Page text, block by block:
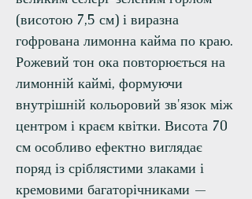
(висотою 7,5 см) і виразна
гофрована лимонна кайма по краю.
Рожевий тон ока повторюється на
лимонній каймі, формуючи
внутрішній кольоровий зв'язок між
центром і краєм квітки. Висота 70
см особливо ефектно виглядає
поряд із сріблястими злаками і
кремовими багаторічниками —